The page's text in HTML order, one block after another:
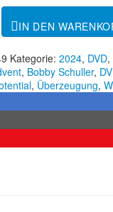
IN DEN
Kategorie: 2024, DVD,
, Bobby Schuller,
, Überzeugung,